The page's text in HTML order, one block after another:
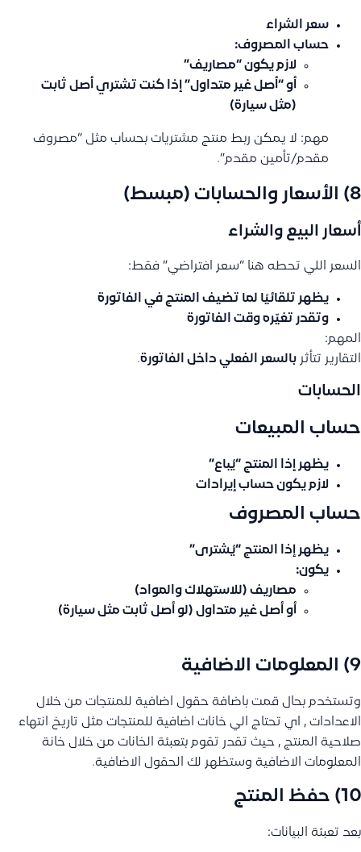
سعر الشراء
حساب المصروف:
لازم يكون “مصاريف”
أو “أصل غير متداول” إذا كنت تشتري أصل ثابت
(مثل سيارة)
مهم: لا يمكن ربط منتج مشتريات بحساب مثل “مصروف
مقدم/تأمين مقدم”.
8) الأسعار والحسابات (مبسط)
أسعار البيع والشراء
السعر اللي تحطه هنا “سعر افتراضي” فقط:
يظهر تلقائيًا لما تضيف المنتج في الفاتورة
وتقدر تغيّره وقت الفاتورة
المهم:
التقارير تتأثر بالسعر الفعلي داخل الفاتورة.
الحسابات
حساب المبيعات
يظهر إذا المنتج “يُباع”
لازم يكون حساب إيرادات
حساب المصروف
يظهر إذا المنتج “يُشترى”
يكون:
مصاريف (للاستهلاك والمواد)
أو أصل غير متداول (لو أصل ثابت مثل سيارة)
9) المعلومات الاضافية
وتستخدم بحال قمت باضافة حقول اضافية للمنتجات من خلال
الاعدادات , اي تحتاج الي خانات اضافية للمنتجات مثل تاريخ انتهاء
صلاحية المنتج , حيث تقدر تقوم بتعبئة الخانات من خلال خانة
المعلومات الاضافية وستظهر لك الحقول الاضافية.
10) حفظ المنتج
بعد تعبئة البيانات: